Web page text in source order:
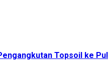
Topsoil ke